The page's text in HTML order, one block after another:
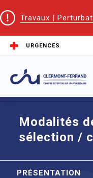
Travaux |
URGENCES
Accueil
EIFS |
EP
Sélection
Modalités des épreuves
Modalités
sélection /
PRÉSENTATION